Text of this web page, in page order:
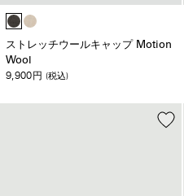
ストレッチウールキャップ Motion
Wool
9,900 円 (税込)